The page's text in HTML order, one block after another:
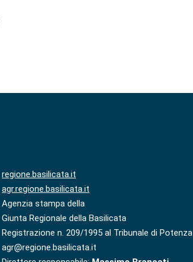
regione.basilicata.it
agr.regione.basilicata.it
Agenzia stampa della
Giunta Regionale della Basilicata
Registrazione n. 209/1995 al Tribunale di Potenza
agr@regione.basilicata.it